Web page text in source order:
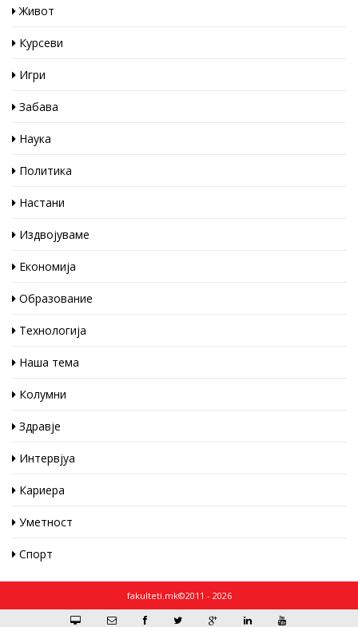
Живот
Курсеви
Игри
Забава
Наука
Политика
Настани
Издвојуваме
Економија
Образование
Технологија
Наша тема
Колумни
Здравје
Интервјуа
Кариера
Уметност
Спорт
fakulteti.mk©2011 - 2026